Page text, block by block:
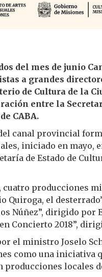
del mes de junio
a grandes
de Cultura de la
entre la
CABA.
canal provincial
iniciado en mayo,
de Estado de
cuatro producciones
Quiroga, el
Núñez”, dirigido por
Concierto 2018”,
el ministro Joselo
como una iniciativa
producciones locales